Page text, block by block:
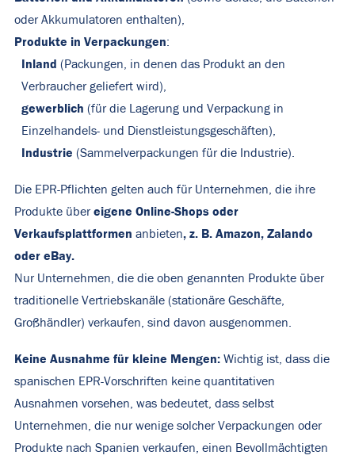
oder Akkumulatoren enthalten),
Produkte in Verpackungen:
Inland (Packungen, in denen das Produkt an den
Verbraucher geliefert wird),
gewerblich (für die Lagerung und Verpackung in
Einzelhandels- und Dienstleistungsgeschäften),
Industrie (Sammelverpackungen für die Industrie).
Die EPR-Pflichten gelten auch für Unternehmen, die ihre
Produkte übereigene Online-Shops oder
Verkaufsplattformen anbieten, z. B. Amazon, Zalando
oder eBay.
Nur Unternehmen, die die oben genannten Produkte über
traditionelle Vertriebskanäle (stationäre Geschäfte,
Großhändler) verkaufen, sind davon ausgenommen.
Keine Ausnahme für kleine Mengen: Wichtig ist, dass die
spanischen EPR-Vorschriften keine quantitativen
Ausnahmen vorsehen, was bedeutet, dass selbst
Unternehmen, die nur wenige solcher Verpackungen oder
Produkte nach Spanien verkaufen, einen Bevollmächtigten